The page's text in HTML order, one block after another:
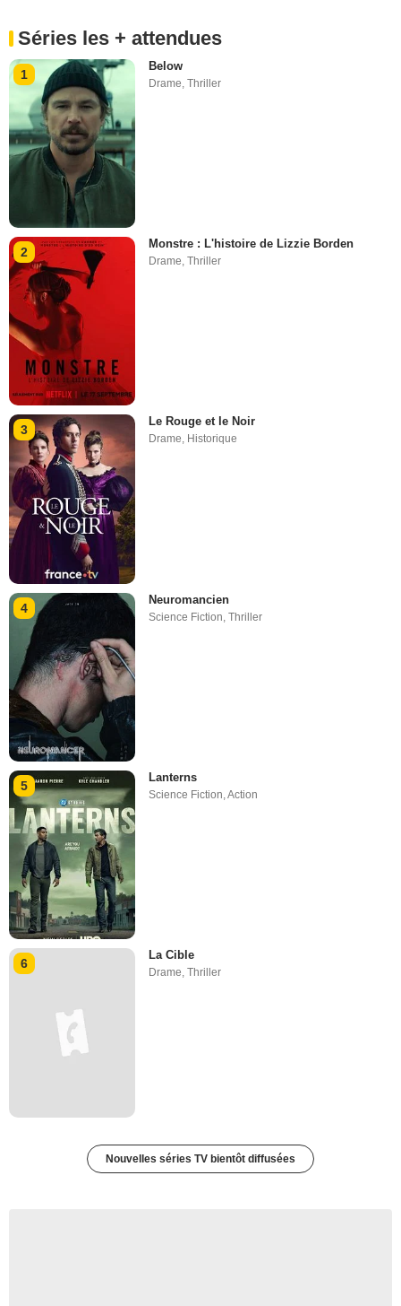
Séries les + attendues
1
Below
Drame ,Thriller
2
Monstre : L'histoire de Lizzie Borden
Drame,Thriller
3
Le Rouge et le Noir
Drame, Historique
4
Neuromancien
Science Fiction ,Thriller
5
Lanterns
Science Fiction,Action
6
La Cible
Drame,Thriller
Nouvelles séries TV bientôt diffusées